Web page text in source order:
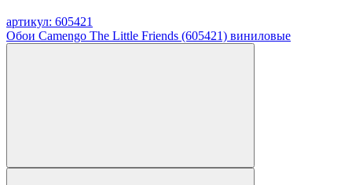
артикул: 605421
Обои Camengo The Little Friends (605421) виниловые